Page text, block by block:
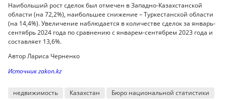
Наибольший рост сделок был отмечен в Западно-Казахстанской
области (на 72,2%), наибольшее снижение – Туркестанской области
(на 14,4%). Увеличение наблюдается в количестве сделок за январь-
сентябрь 2024 года по сравнению c январем-сентябрем 2023 года и
составляет 13,6%.
Автор Лариса Черненко
Источник zakon.kz
недвижимость Казахстан Бюро национальной статистики